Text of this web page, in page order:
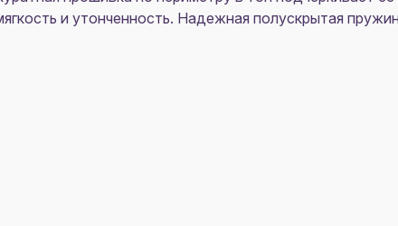
и утонченность. Надежная полускрытая